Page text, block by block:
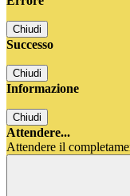
Chiudi
Successo
Chiudi
Informazione
Chiudi
Attendere...
Attendere il